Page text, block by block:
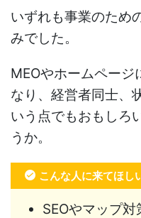
いずれも事業のため
みでした。
MEOやホームページ
なり、経営者同士、
いう点でもおもしろ
うか。
こんな人に来てほし
SEOやマップ